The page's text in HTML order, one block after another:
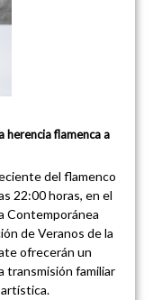
herencia flamenca a
del flamenco
22:00 horas, en el
Contemporánea
de Veranos de la
ofrecerán un
transmisión familiar